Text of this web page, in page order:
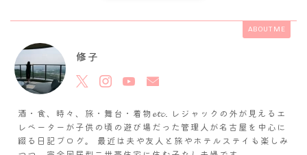
ABOUT ME
修子
酒・食、時々、旅・舞台・着物𝓮𝓽𝓬. レジャックの外が見えるエ
レベーターが子供の頃の遊び場だった管理人が名古屋を中心に
綴る日記ブログ。 最近は夫や友人と旅やホテルステイも楽しみ